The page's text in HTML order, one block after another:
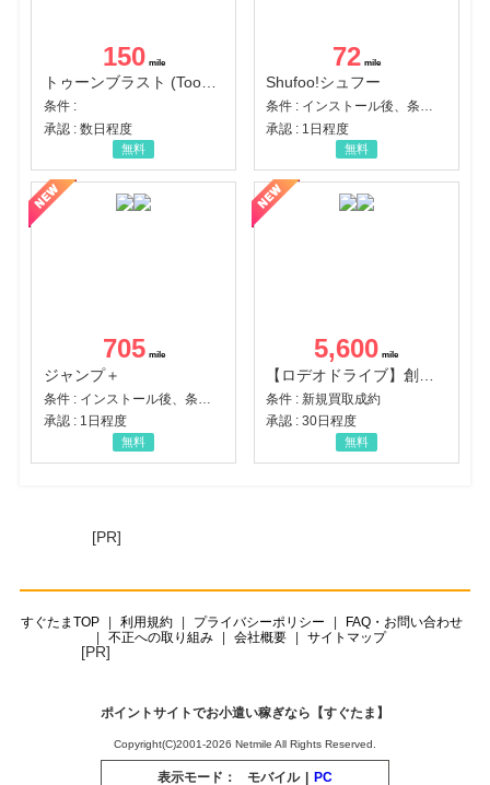
150
トゥーンブラスト (Toon Blast)
条件 :
承認 : 数日程度
無料
72
Shufoo!シュフー
条件 : インストール後、条件達成
承認 : 1日程度
無料
705
ジャンプ＋
承認 : 1日程度
無料
5,600
条件 : 新規買取成約
承認 : 30日程度
無料
[PR]
すぐたまTOP 利用規約 プライバシーポリシー
FAQ・お問い合わせ
不正への取り組み
会社概要 サイトマップ
[PR]
ポイントサイトでお小遣い稼ぎなら【すぐたま】
Copyright(C)2001-2026 Netmile All Rights Reserved.
表示モード： モバイル | PC